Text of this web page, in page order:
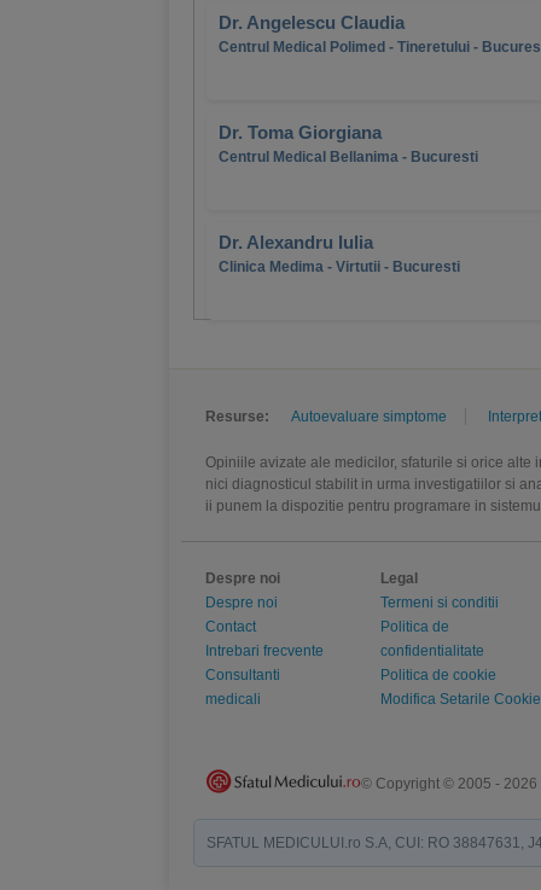
Dr. Angelescu Claudia
Centrul Medical Polimed - Tineretului -
Dr. Toma Giorgiana
Centrul Medical Bellanima - Bucuresti
Dr. Alexandru Iulia
Clinica Medima - Virtutii - Bucuresti
Resurse: Autoevaluare simptome
Opiniile avizate ale medicilor, sfaturile si orice
nici diagnosticul stabilit in urma investigatiilor si
ii punem la dispozitie pentru programare in
Despre noi
Despre noi
Contact
Intrebari frecvente
Consultanti
medicali
Legal
Termeni si conditii
Politica de
confidentialitate
Politica de cookie
Modifica Setarile Cookie
© Copyright © 2005 - 2026
SFATUL MEDICULUI.ro S.A, CUI: RO 38847631,